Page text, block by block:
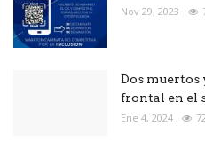
Nov 29, 2023
Dos muertos
frontal en el
Ene 4, 2024